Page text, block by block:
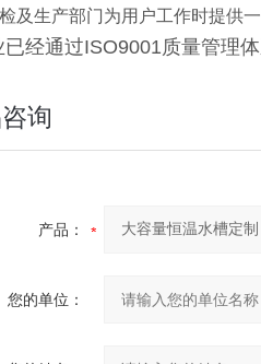
及生产部门为用户工作时提供
已经通过ISO9001质量管理
询
产品：
您的单位：